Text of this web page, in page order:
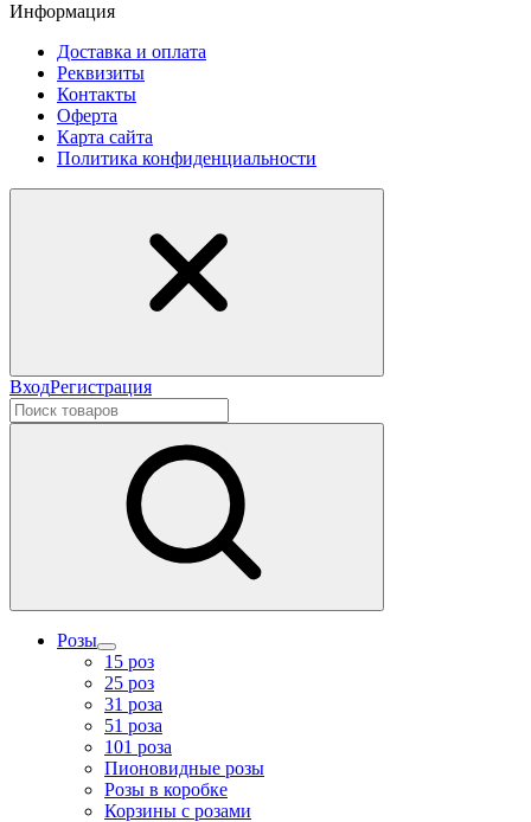
Информация
Доставка и оплата
Реквизиты
Контакты
Оферта
Карта сайта
Политика конфиденциальности
ВходРегистрация
Розы
15 роз
25 роз
31 роза
51 роза
101 роза
Пионовидные розы
Розы в коробке
Корзины с розами